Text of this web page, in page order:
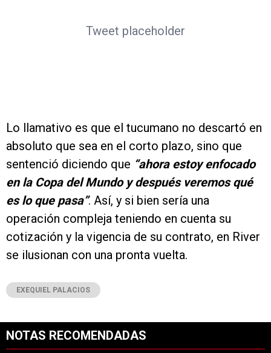
Tweet placeholder
Lo llamativo es que el tucumano no descartó en
absoluto que sea en el corto plazo, sino que
sentenció diciendo que “ahora estoy enfocado
en la Copa del Mundo y después veremos qué
es lo que pasa”. Así, y si bien sería una
operación compleja teniendo en cuenta su
cotización y la vigencia de su contrato, en River
se ilusionan con una pronta vuelta.
EXEQUIEL PALACIOS
NOTAS RECOMENDADAS